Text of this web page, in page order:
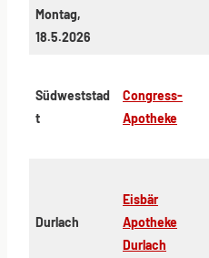
Montag,
18.5.2026
Südweststad
t
Congress-
Apotheke
Durlach
Eisbär
Apotheke
Durlach